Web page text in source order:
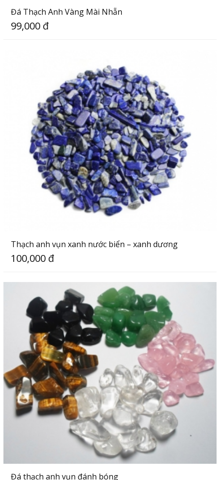
Đá Thạch Anh Vàng Mài Nhẵn
99,000 đ
Thạch anh vụn xanh nước biển – xanh dương
100,000 đ
Đá thạch anh vụn đánh bóng